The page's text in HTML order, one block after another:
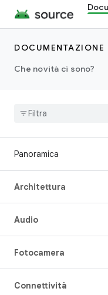
DOCUMENTAZIONE
Che novità ci sono?
Panoramica
Architettura
Audio
Fotocamera
Connettività